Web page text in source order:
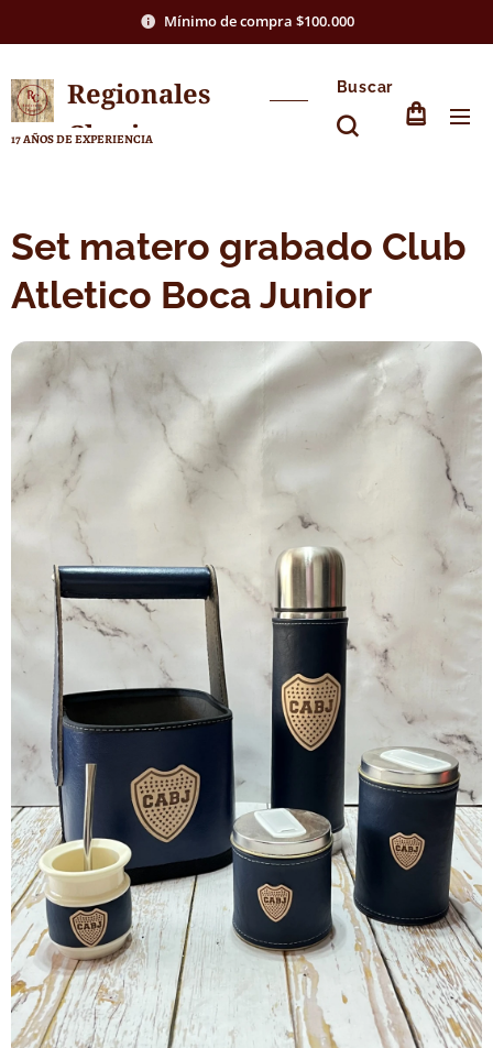
Mínimo de compra $100.000
Regionales
Chasico
17 AÑOS DE EXPERIENCIA
Buscar
Set matero grabado Club
Atletico Boca Junior